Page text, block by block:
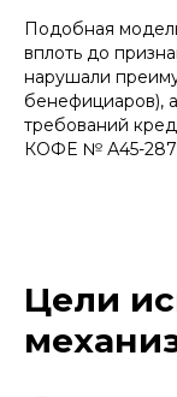
Подобная
вплоть до
нарушали
бенефициаров),
требований
КОФЕ № А45-
Цели